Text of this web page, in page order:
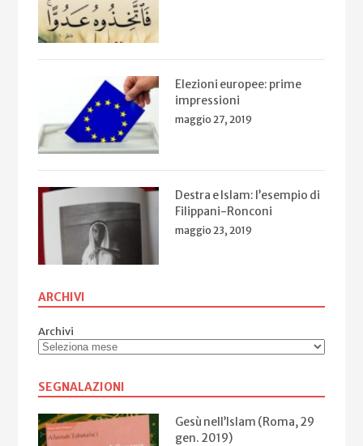
Elezioni europee: prime
impressioni
maggio 27, 2019
Destra e Islam: l’esempio di
Filippani-Ronconi
maggio 23, 2019
ARCHIVI
Archivi
SEGNALAZIONI
Gesù nell’Islam (Roma, 29
gen. 2019)